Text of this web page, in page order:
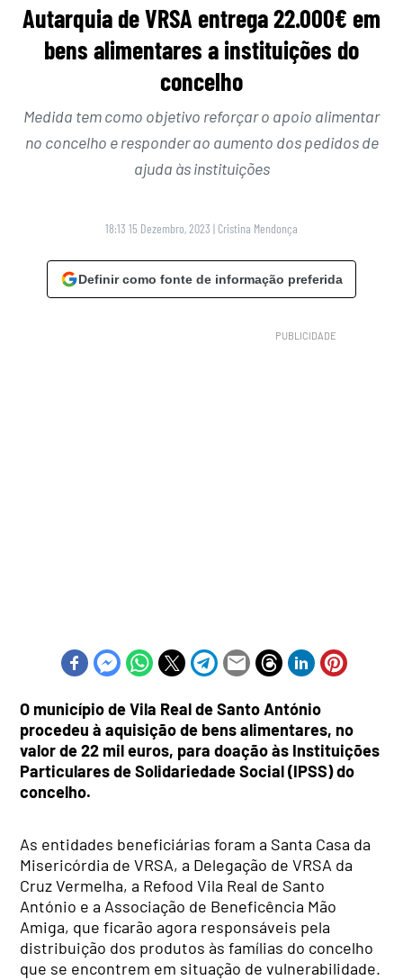
Autarquia de VRSA entrega 22.000€ em
bens alimentares a instituições do
concelho
Medida tem como objetivo reforçar o apoio alimentar
no concelho e responder ao aumento dos pedidos de
ajuda às instituições
18:13 15 Dezembro, 2023 | Cristina Mendonça
Definir como fonte de informação preferida
O município de Vila Real de Santo António
procedeu à aquisição de bens alimentares, no
valor de 22 mil euros, para doação às Instituições
Particulares de Solidariedade Social (IPSS) do
concelho.
As entidades beneficiárias foram a Santa Casa da
Misericórdia de VRSA, a Delegação de VRSA da
Cruz Vermelha, a Refood Vila Real de Santo
António e a Associação de Beneficência Mão
Amiga, que ficarão agora responsáveis pela
distribuição dos produtos às famílias do concelho
que se encontrem em situação de vulnerabilidade.